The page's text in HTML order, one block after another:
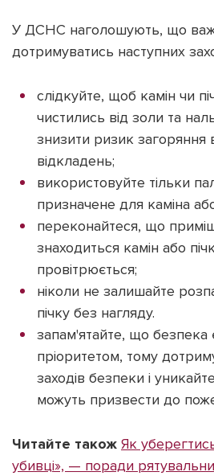
У ДСНС наголошують, що
дотримуватись наступних
слідкуйте, щоб камін чи
чистились від золи та
знизити ризик загоряння
відкладень;
використовуйте тільки
призначене для каміна
переконайтеся, що
знаходиться камін або
провітрюється;
ніколи не залишайте
пічку без нагляду.
запам'ятайте, що безпека
пріоритетом, тому
заходів безпеки і
можуть призвести до
Читайте також Як
убивці», — поради